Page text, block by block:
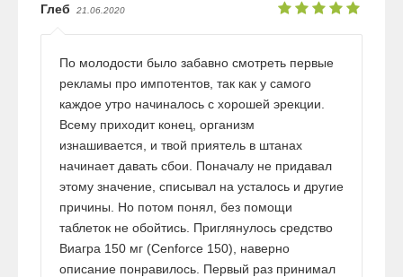
Глеб 21.06.2020
По молодости было забавно смотреть первые
рекламы про импотентов, так как у самого
каждое утро начиналось с хорошей эрекции.
Всему приходит конец, организм
изнашивается, и твой приятель в штанах
начинает давать сбои. Поначалу не придавал
этому значение, списывал на усталось и другие
причины. Но потом понял, без помощи
таблеток не обойтись. Приглянулось средство
Виагра 150 мг (Cenforce 150), наверно
описание понравилось. Первый раз принимал